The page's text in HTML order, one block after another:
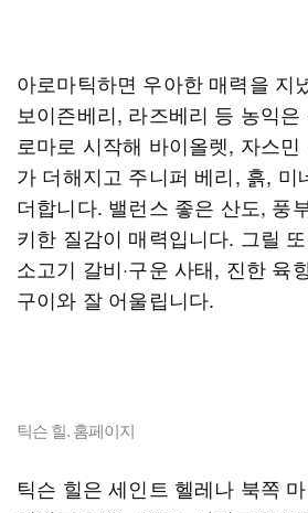
아로마틱하면 우아한 매력을 지
보이즌베리, 라즈베리 등 농익은
로마로 시작해 바이올렛, 자스
가 더해지고 주니퍼 베리, 흙, 미
더합니다. 밸런스 좋은 산도, 풍
키한 질감이 매력입니다. 그릴
소고기 갈비·구운 사태, 진한 육
구이와 잘 어울립니다.
틱슨 힐. 홈페이지
틱슨 힐은 세인트 헬레나 북쪽